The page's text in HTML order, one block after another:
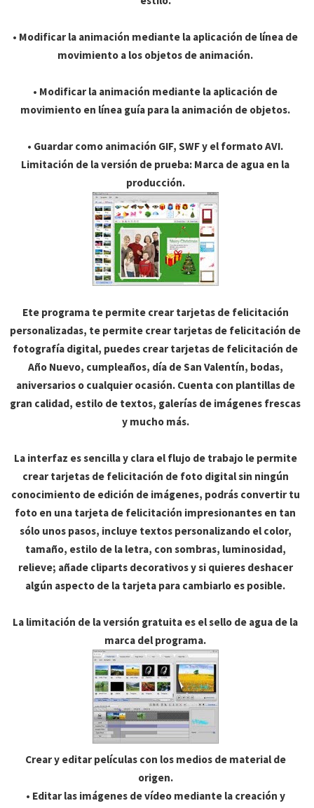
• Modificar la animación mediante la aplicación de línea de
movimiento a los objetos de animación.
• Modificar la animación mediante la aplicación de
movimiento en línea guía para la animación de objetos.
• Guardar como animación GIF, SWF y el formato AVI.
Limitación de la versión de prueba: Marca de agua en la
producción.
Ete programa te permite crear tarjetas de felicitación
personalizadas, te permite crear tarjetas de felicitación de
fotografía digital, puedes crear tarjetas de felicitación de
Año Nuevo, cumpleaños, día de San Valentín, bodas,
aniversarios o cualquier ocasión. Cuenta con plantillas de
gran calidad, estilo de textos, galerías de imágenes frescas
y mucho más.
La interfaz es sencilla y clara el flujo de trabajo le permite
crear tarjetas de felicitación de foto digital sin ningún
conocimiento de edición de imágenes, podrás convertir tu
foto en una tarjeta de felicitación impresionantes en tan
sólo unos pasos, incluye textos personalizando el color,
tamaño, estilo de la letra, con sombras, luminosidad,
relieve; añade cliparts decorativos y si quieres deshacer
algún aspecto de la tarjeta para cambiarlo es posible.
La limitación de la versión gratuita es el sello de agua de la
marca del programa.
Crear y editar películas con los medios de material de
origen.
• Editar las imágenes de vídeo mediante la creación y